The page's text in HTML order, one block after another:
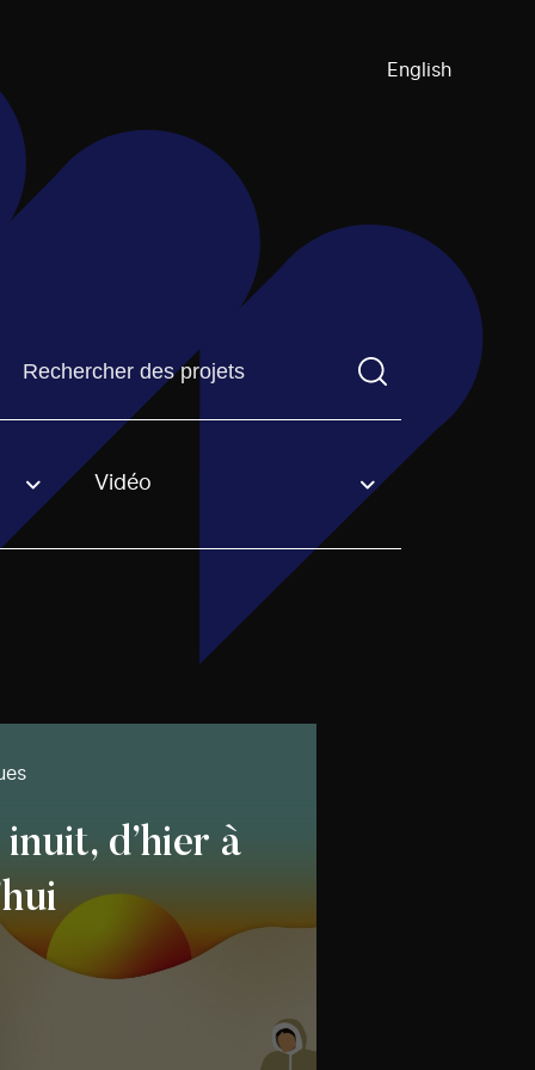
English
Trouvez un projetVous devez saisir un terme de
option. Vidéo
d’hier à